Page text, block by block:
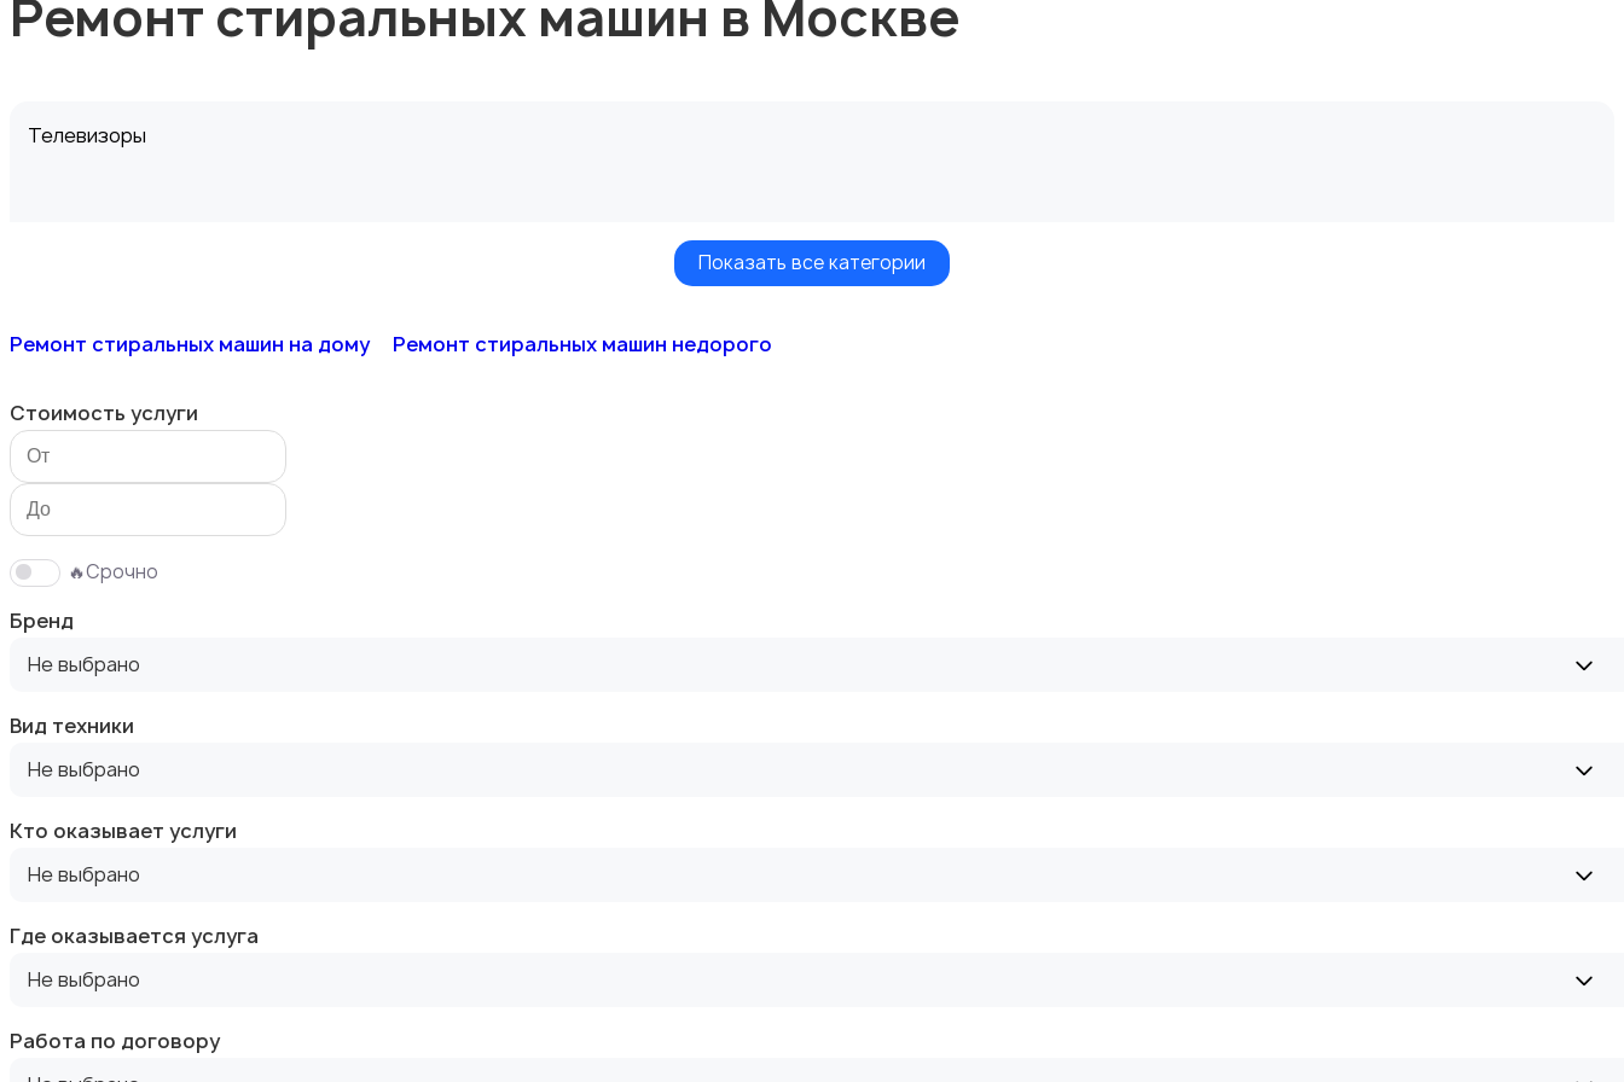
Ремонт стиральных машин в Москве
Телевизоры
Фото-, аудио-, видеотехника
Кондиционеры
Стиральные машины7
Показать все категории
Ремонт стиральных машин на дому Ремонт стиральных машин недорого
Стоимость услуги
🔥Срочно
Бренд
Не выбрано
Вид техники
Не выбрано
Кто оказывает услуги
Не выбрано
Где оказывается услуга
Не выбрано
Работа по договору